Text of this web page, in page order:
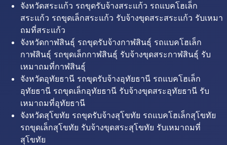
จังหวัดสระแก้ว รถขุดรับจ้างสระแก้ว รถแบคโฮเล็ก
สระแก้ว รถขุดเล็กสระแก้ว รับจ้างขุดสระสระแก้ว รับเหมา
ถมที่สระแก้ว
จังหวัดกาฬสินธุ์ รถขุดรับจ้างกาฬสินธุ์ รถแบคโฮเล็ก
กาฬสินธุ์ รถขุดเล็กกาฬสินธุ์ รับจ้างขุดสระกาฬสินธุ์ รับ
เหมาถมที่กาฬสินธุ์
จังหวัดอุทัยธานี รถขุดรับจ้างอุทัยธานี รถแบคโฮเล็ก
อุทัยธานี รถขุดเล็กอุทัยธานี รับจ้างขุดสระอุทัยธานี รับ
เหมาถมที่อุทัยธานี
จังหวัดสุโขทัย รถขุดรับจ้างสุโขทัย รถแบคโฮเล็กสุโขทัย
รถขุดเล็กสุโขทัย รับจ้างขุดสระสุโขทัย รับเหมาถมที่
สุโขทัย